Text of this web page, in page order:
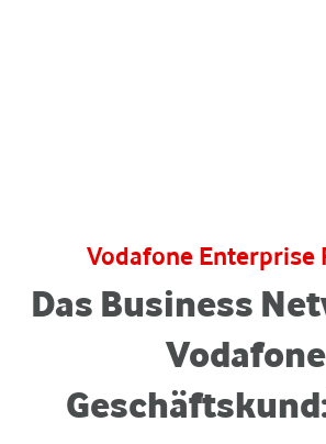
Vodafone Enterprise
Das Business
Vodafone